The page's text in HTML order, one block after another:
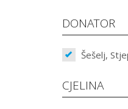
DONATOR
Šešelj,
CJELINA